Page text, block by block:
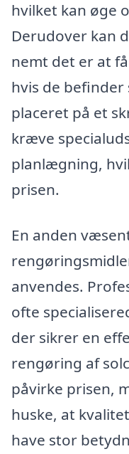
hvilket kan øge
Derudover kan
nemt det er at
hvis de
placeret på et
kræve
planlægning,
prisen.
En anden
anvendes.
ofte
der sikrer en
rengøring af
påvirke prisen,
huske, at
have stor